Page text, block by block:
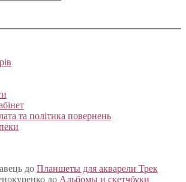
та політика повернень
до Планшеты для акварели Трек
до Альбомы и скетчбуки